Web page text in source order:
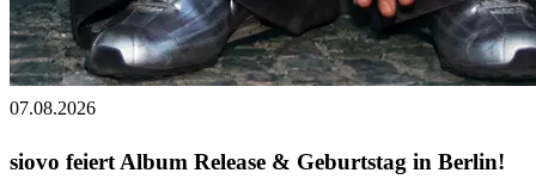
07.08.2026
siovo feiert Album Release & Geburtstag in Berlin!